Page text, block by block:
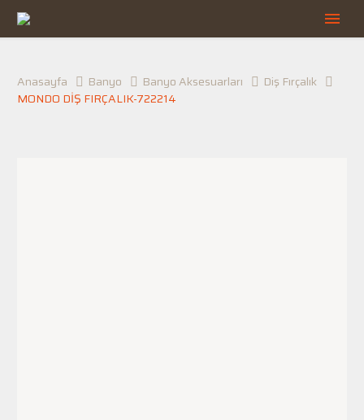
Anasayfa Banyo Banyo Aksesuarları
Diş Fırçalık
MONDO DİŞ FIRÇALIK-722214